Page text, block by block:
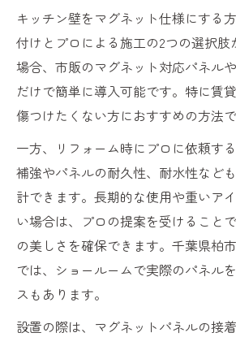
キッチン壁をマグネット仕様にする
付けとプロによる施工の2つの選択肢
場合、市販のマグネット対応パネル
だけで簡単に導入可能です。特に賃
傷つけたくない方におすすめの方法で
一方、リフォーム時にプロに依頼す
補強やパネルの耐久性、耐水性など
計できます。長期的な使用や重いア
い場合は、プロの提案を受けること
の美しさを確保できます。千葉県柏
では、ショールームで実際のパネル
スもあります。
設置の際は、マグネットパネルの接